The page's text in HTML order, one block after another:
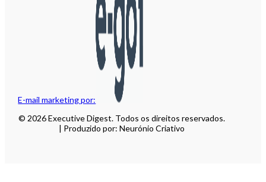
E-mail marketing por:
© 2026 Executive Digest. Todos os direitos reservados.
| Produzido por: Neurónio Criativo